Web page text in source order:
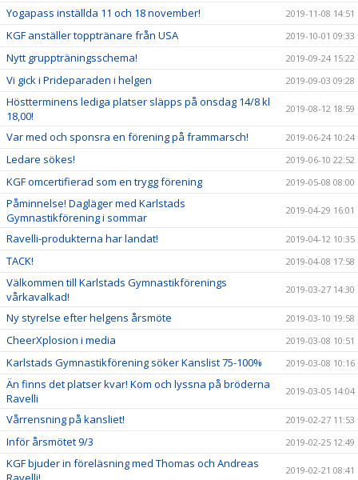
Yogapass inställda 11 och 18 november! 2019-11-08 14:51
KGF anställer topptränare från USA 2019-10-01 09:33
Nytt gruppträningsschema! 2019-09-24 15:22
Vi gick i Prideparaden i helgen 2019-09-03 09:28
Höstterminens lediga platser släpps på onsdag 14/8 kl
18,00!
2019-08-12 18:59
Var med och sponsra en förening på frammarsch! 2019-06-24 10:24
Ledare sökes! 2019-06-10 22:52
KGF omcertifierad som en trygg förening 2019-05-08 08:00
Påminnelse! Dagläger med Karlstads
Gymnastikförening i sommar
2019-04-29 16:01
Ravelli-produkterna har landat! 2019-04-12 10:35
TACK! 2019-04-08 17:58
Välkommen till Karlstads Gymnastikförenings
vårkavalkad!
2019-03-27 14:30
Ny styrelse efter helgens årsmöte 2019-03-10 19:58
CheerXplosion i media 2019-03-08 10:51
Karlstads Gymnastikförening söker Kanslist 75-100% 2019-03-08 10:16
Än finns det platser kvar! Kom och lyssna på bröderna
Ravelli
2019-03-05 14:04
Vårrensning på kansliet! 2019-02-27 11:53
Inför årsmötet 9/3 2019-02-25 12:49
KGF bjuder in föreläsning med Thomas och Andreas
2019-02-21 08:41